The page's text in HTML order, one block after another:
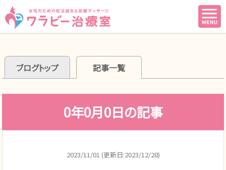
ブログトップ 記事一覧
0年0月0日の記事
2023/11/01 (更新日:2023/12/28)